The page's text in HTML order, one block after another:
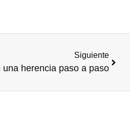
Siguiente
herencia paso a paso